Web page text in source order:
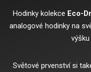
Hodinky kolekce Eco-
analogové hodinky na
Světové prvenství si